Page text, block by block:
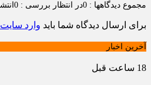
مجموع دیدگاهها : 0 در انتظار بررسی : 0
برای ارسال دیدگاه شما باید وارد سایت
آخرین اخبار
18 ساعت قبل